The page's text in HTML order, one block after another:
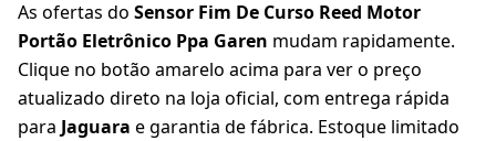
As ofertas do Sensor Fim De Curso Reed Motor
Portão Eletrônico Ppa Garen mudam rapidamente.
Clique no botão amarelo acima para ver o preço
atualizado direto na loja oficial, com entrega rápida
para Jaguara e garantia de fábrica. Estoque limitado